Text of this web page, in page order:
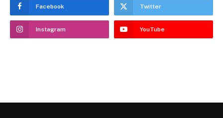
Facebook Twitter
Instagram YouTube